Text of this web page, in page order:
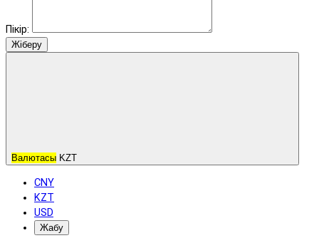
Пікір:
Жіберу
Валютасы KZT
CNY
KZT
USD
Жабу